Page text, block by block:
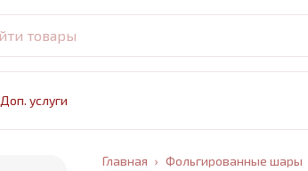
Доп. услуги
Фольгированные шары
Главная ›